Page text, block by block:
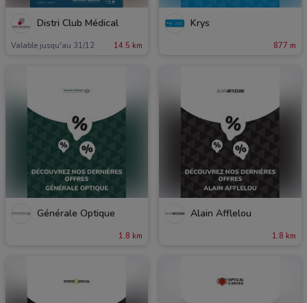
Distri Club Médical
Valable jusqu'au 31/12 14.5 km
Krys
877 m
Générale Optique
1.8 km
Alain Afflelou
1.8 km